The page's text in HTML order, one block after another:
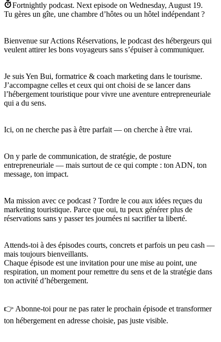
Fortnightly podcast. Next episode on Wednesday, August 19.
Tu gères un gîte, une chambre d’hôtes ou un hôtel indépendant ?
Bienvenue sur Actions Réservations, le podcast des hébergeurs qui
veulent attirer les bons voyageurs sans s’épuiser à communiquer.
Je suis Yen Bui, formatrice & coach marketing dans le tourisme.
J’accompagne celles et ceux qui ont choisi de se lancer dans
l’hébergement touristique pour vivre une aventure entrepreneuriale
qui a du sens.
Ici, on ne cherche pas à être parfait — on cherche à être vrai.
On y parle de communication, de stratégie, de posture
entrepreneuriale — mais surtout de ce qui compte : ton ADN, ton
message, ton impact.
Ma mission avec ce podcast ? Tordre le cou aux idées reçues du
marketing touristique. Parce que oui, tu peux générer plus de
réservations sans y passer tes journées ni sacrifier ta liberté.
Attends-toi à des épisodes courts, concrets et parfois un peu cash —
mais toujours bienveillants.
Chaque épisode est une invitation pour une mise au point, une
respiration, un moment pour remettre du sens et de la stratégie dans
ton activité d’hébergement.
👉 Abonne-toi pour ne pas rater le prochain épisode et transformer
ton hébergement en adresse choisie, pas juste visible.